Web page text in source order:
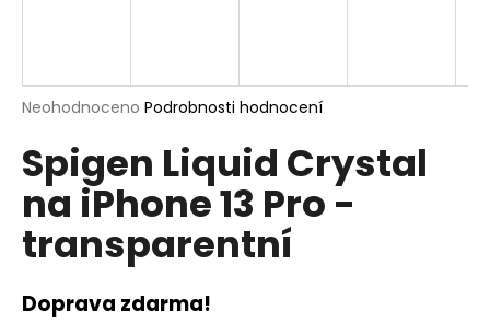
Průměrné
produktu
je
5
hvězdiček.
Neohodnoceno Podrobnosti hodnocení
Spigen Liquid Crystal
na iPhone 13 Pro -
transparentní
Doprava zdarma!
A
í
t
?
HLEDAT